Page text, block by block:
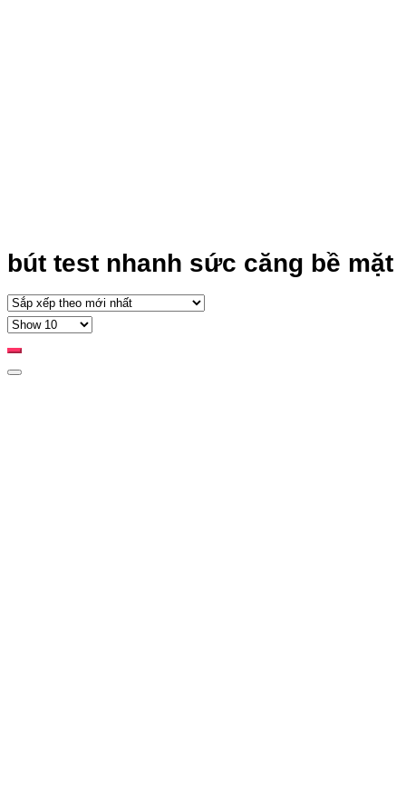
bút test nhanh sức căng bề mặt